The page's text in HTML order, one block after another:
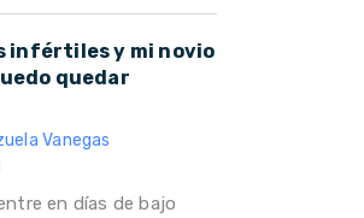
infértiles y mi novio
quedar
Vanegas
en días de bajo